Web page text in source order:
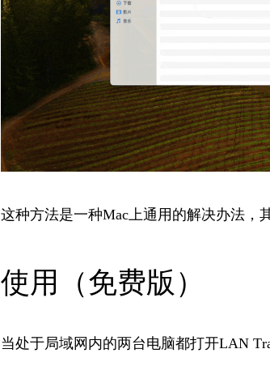
这种方法是一种Mac上通用的解决办法，
使用（免费版）
当处于局域网内的两台电脑都打开LAN T